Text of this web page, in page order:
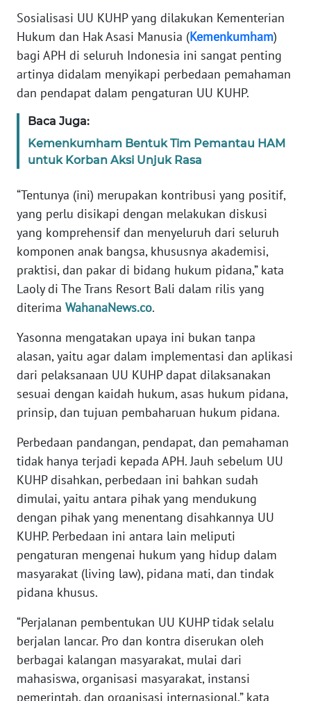
Sosialisasi UU KUHP yang dilakukan Kementerian
Hukum dan Hak Asasi Manusia (Kemenkumham)
bagi APH di seluruh Indonesia ini sangat penting
artinya didalam menyikapi perbedaan pemahaman
dan pendapat dalam pengaturan UU KUHP.
Baca Juga:
Kemenkumham Bentuk Tim Pemantau HAM
untuk Korban Aksi Unjuk Rasa
“Tentunya (ini) merupakan kontribusi yang positif,
yang perlu disikapi dengan melakukan diskusi
yang komprehensif dan menyeluruh dari seluruh
komponen anak bangsa, khususnya akademisi,
praktisi, dan pakar di bidang hukum pidana,” kata
Laoly di The Trans Resort Bali dalam rilis yang
diterima WahanaNews.co.
Yasonna mengatakan upaya ini bukan tanpa
alasan, yaitu agar dalam implementasi dan aplikasi
dari pelaksanaan UU KUHP dapat dilaksanakan
sesuai dengan kaidah hukum, asas hukum pidana,
prinsip, dan tujuan pembaharuan hukum pidana.
Perbedaan pandangan, pendapat, dan pemahaman
tidak hanya terjadi kepada APH. Jauh sebelum UU
KUHP disahkan, perbedaan ini bahkan sudah
dimulai, yaitu antara pihak yang mendukung
dengan pihak yang menentang disahkannya UU
KUHP. Perbedaan ini antara lain meliputi
pengaturan mengenai hukum yang hidup dalam
masyarakat (living law), pidana mati, dan tindak
pidana khusus.
“Perjalanan pembentukan UU KUHP tidak selalu
berjalan lancar. Pro dan kontra diserukan oleh
berbagai kalangan masyarakat, mulai dari
mahasiswa, organisasi masyarakat, instansi
pemerintah, dan organisasi internasional,” kata
WN
PAPUA
BARAT
RIAU
WN
WN
JAMBI
WN
SULTRA
WN
SULTENG
WN
BABEL
WN
SUMBAR
WN
SUMSEL
WN
BENGKULU
WN
LAMPUNG